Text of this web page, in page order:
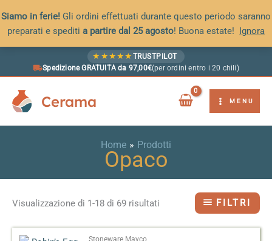
Siamo in ferie! Gli ordini effettuati durante questo periodo saranno
preparati e spediti a partire dal 25 agosto! Buona estate! Ignora
★ ★ ★ ★ ★ TRUSTPILOT
Spedizione GRATUITA da 97,00€(per ordini entro i 20 chili)
Cerama MENU
Home Prodotti
Opaco
Visualizzazione di 1-18 di 69 risultati FILTRI
Stoneware Mayco